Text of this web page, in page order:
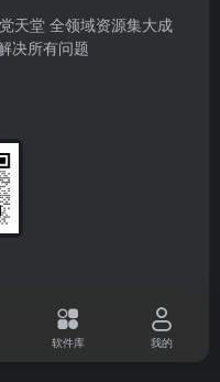
天堂 全领域资源集大成
决所有问题
软件库 我的